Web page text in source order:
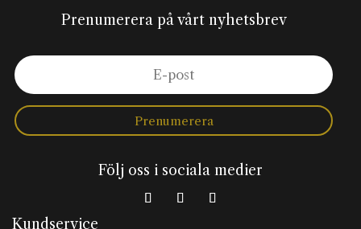
Prenumerera på vårt nyhetsbrev
Prenumerera
Följ oss i sociala medier
Kundservice